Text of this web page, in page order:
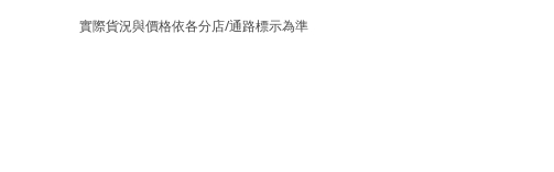
實際貨況與價格依各分店/通路標示為準